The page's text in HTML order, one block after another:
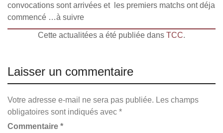
convocations sont arrivées et les premiers matchs ont déja
commencé …à suivre
Cette actualitées a été publiée dans TCC.
Laisser un commentaire
Votre adresse e-mail ne sera pas publiée. Les champs
obligatoires sont indiqués avec *
Commentaire *